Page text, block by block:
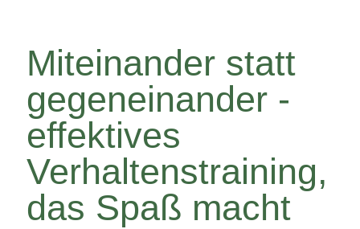
Miteinander statt
gegeneinander -
effektives
Verhaltenstraining,
das Spaß macht